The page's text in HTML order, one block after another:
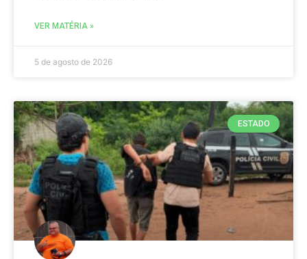
VER MATÉRIA »
5 de agosto de 2026
ESTADO